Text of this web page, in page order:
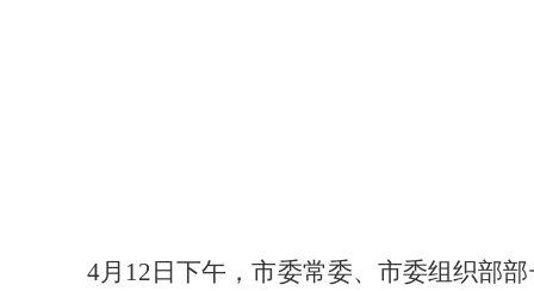
4月 12 日下午，市委常委、市委组织部